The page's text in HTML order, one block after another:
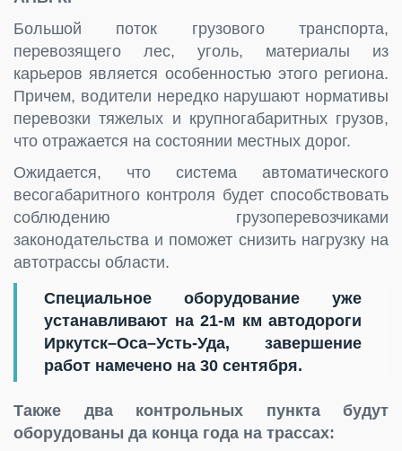
Большой поток грузового транспорта,
перевозящего лес, уголь, материалы из
карьеров является особенностью этого региона.
Причем, водители нередко нарушают нормативы
перевозки тяжелых и крупногабаритных грузов,
что отражается на состоянии местных дорог.
Ожидается, что система автоматического
весогабаритного контроля будет способствовать
соблюдению грузоперевозчиками
законодательства и поможет снизить нагрузку на
автотрассы области.
Специальное оборудование уже
устанавливают на 21-м км автодороги
Иркутск–Оса–Усть-Уда, завершение
работ намечено на 30 сентября.
Также два контрольных пункта будут
оборудованы да конца года на трассах: